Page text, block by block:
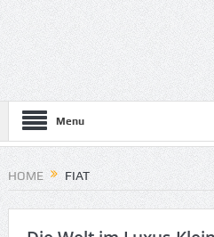
Menu
HOME FIAT